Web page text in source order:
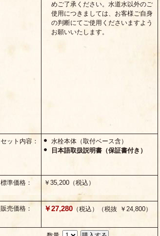
めご了承ください。水道水以外のご
使用につきましては、お客様ご自身
の判断にてご使用くださいますよう
お願いいたします。
セット内容：
水栓本体（取付ベース含）
日本語取扱説明書（保証書付き）
標準価格： ￥35,200（税込）
販売価格： ￥27,280 （税込）（税抜 ￥24,800）